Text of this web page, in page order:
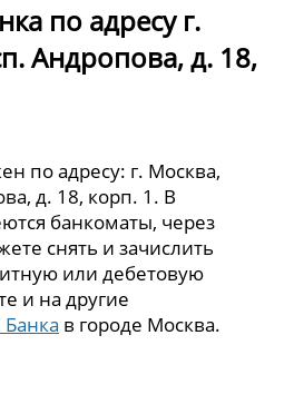
по адресу г.
Андропова, д. 18,
по адресу: г. Москва,
д. 18, корп. 1. В
банкоматы, через
снять и зачислить
или дебетовую
и на другие
в городе Москва.